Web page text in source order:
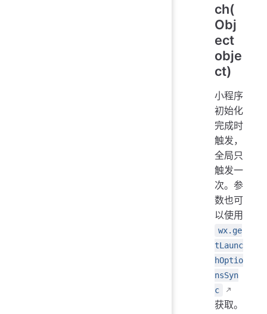
ch(
Obj
ect
obje
ct)
小程序
初始化
完成时
触发，
全局只
触发一
次。参
数也可
以使用
wx.ge
tLaunc
hOptio
nsSyn
c
获取。